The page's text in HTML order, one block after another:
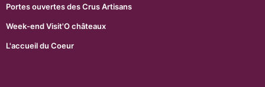
Portes ouvertes des Crus Artisans
Week-end Visit'O châteaux
L'accueil du Coeur